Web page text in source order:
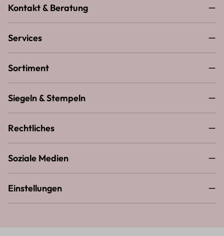
Kontakt & Beratung
Services
Sortiment
Siegeln & Stempeln
Rechtliches
Soziale Medien
Einstellungen